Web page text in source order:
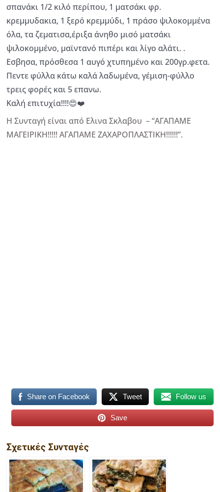
σπανάκι 1/2 κιλό περίπου, 1 ματσάκι φρ.
κρεμμυδακια, 1 ξερό κρεμμύδι, 1 πράσο ψιλοκομμένα
όλα, τα ζεματισα,έριξα άνηθο μισό ματσάκι
ψιλοκομμένο, μαϊντανό πιπέρι και λίγο αλάτι. .
Εσβησα, πρόσθεσα 1 αυγό χτυπημένο και 200γρ.φετα.
Πεντε φύλλα κάτω καλά λαδωμένα, γέμιση-φύλλο
τρεις φορές και 5 επανω.
Καλή επιτυχία!!!!😍❤️
Η Συνταγή είναι από Ελινα Σκλαβου – “ΑΓΑΠΑΜΕ
ΜΑΓΕΙΡΙΚΗ!!!!! ΑΓΑΠΑΜΕ ΖΑΧΑΡΟΠΛΑΣΤΙΚΗ!!!!!!”.
Share on Facebook Tweet Follow us
Save
Σχετικές Συνταγές